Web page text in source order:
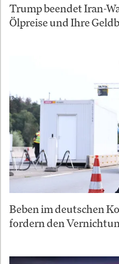
Trump beendet Iran-
Ölpreise und Ihre
Beben im deutschen
fordern den